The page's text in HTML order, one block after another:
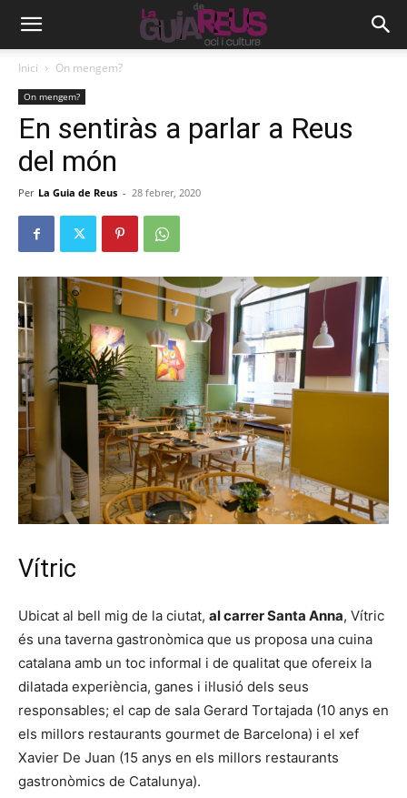
Inici On mengem?
On mengem?
En sentiràs a parlar a Reus
del món
Per La Guia de Reus - 28 febrer, 2020
Vítric
Ubicat al bell mig de la ciutat, al carrer Santa Anna, Vítric
és una taverna gastronòmica que us proposa una cuina
catalana amb un toc informal i de qualitat que ofereix la
dilatada experiència, ganes i il·lusió dels seus
responsables; el cap de sala Gerard Tortajada (10 anys en
els millors restaurants gourmet de Barcelona) i el xef
Xavier De Juan (15 anys en els millors restaurants
gastronòmics de Catalunya).